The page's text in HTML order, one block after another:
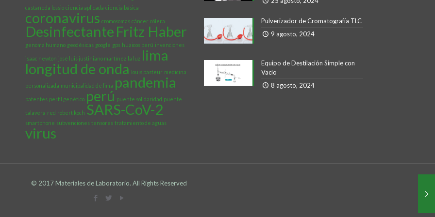
castañeda lossio ciencia aplicada ciencia básica
coronavirus cromosomas cáncer cólera
Desinfectante Fritz Haber
genoma humano geodésicas google gps huaicos perú invenciones
isaac newton josé luis justiniano martínez la luz lima
longitud de onda louis pasteur medicina
personalizada municipalidad de lima pandemia
patentes perfil genético perú puente solidaridad puente
talavera red robert koch SARS-CoV-2
smartphone subvenciones tensores tratamiento de aguas
virus
Pulverizador de Cromatografía TLC
9 agosto, 2024
Equipo de Destilación Simple con
Vacío
8 agosto, 2024
© 2017 Materiales de Laboratorio. All Rights Reserved